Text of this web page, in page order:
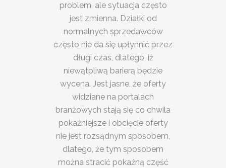
problem, ale sytuacja często
jest zmienna. Działki od
normalnych sprzedawców
często nie da się upłynnić przez
długi czas, dlatego, iż
niewątpliwą barierą będzie
wycena. Jest jasne, że oferty
widziane na portalach
branżowych stają się co chwila
pokaźniejsze i obcięcie oferty
nie jest rozsądnym sposobem,
dlatego, że tym sposobem
można stracić pokaźną część